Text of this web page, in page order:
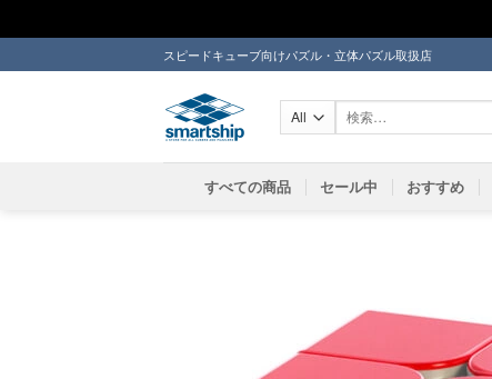
to
スピードキューブ向けパズル・立体パズル取扱店
象:
すべての商品 セール中 おすすめ